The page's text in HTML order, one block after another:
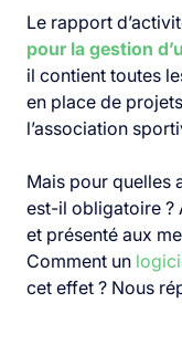
Le rapport
pour la gestion
il contient toutes
en place de
l’association
Mais pour quelles
est-il obligatoire ?
et présenté aux
Comment un
cet effet ? Nous